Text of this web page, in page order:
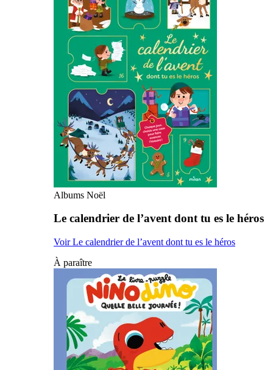
Albums Noël
Le calendrier de l’avent dont tu es le héros
Voir Le calendrier de l’avent dont tu es le héros
À paraître